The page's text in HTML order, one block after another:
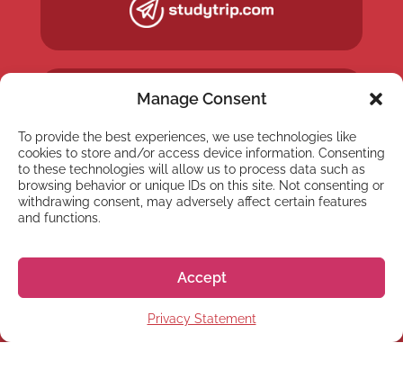
Manage Consent
To provide the best experiences, we use technologies like
cookies to store and/or access device information. Consenting
to these technologies will allow us to process data such as
browsing behavior or unique IDs on this site. Not consenting or
withdrawing consent, may adversely affect certain features
and functions.
Accept
Privacy Statement
NEWSLETTER
Subscribe to our newsletter